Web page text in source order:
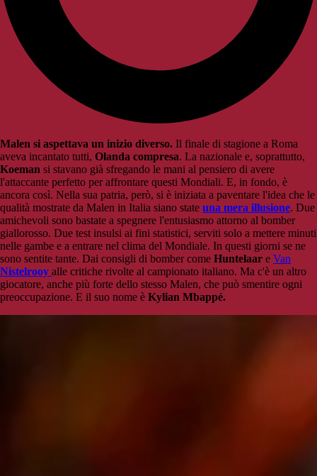
Malen si aspettava un inizio diverso. Il finale di stagione a Roma
aveva incantato tutti, Olanda compresa. La nazionale e, soprattutto,
Koeman si stavano già sfregando le mani al pensiero di avere
l'attaccante perfetto per affrontare questi Mondiali. E, in fondo, è
ancora così. Nella sua patria, però, si è iniziata a paventare l'idea che le
qualità mostrate da Malen in Italia siano state una mera illusione. Due
amichevoli sono bastate a spegnere l'entusiasmo attorno al bomber
giallorosso. Due test insulsi ai fini statistici, serviti solo a mettere minuti
nelle gambe e a entrare nel clima del Mondiale. In questi giorni se ne
sono sentite tante. Dai consigli di bomber come Huntelaar e Van
Nistelrooy alle critiche rivolte al campionato italiano. Ma c'è un altro
giocatore, anche più forte dello stesso Malen, che può smentire ogni
preoccupazione. E il suo nome è Kylian Mbappé.